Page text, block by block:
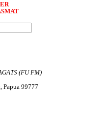
(FU FM)
Papua 99777